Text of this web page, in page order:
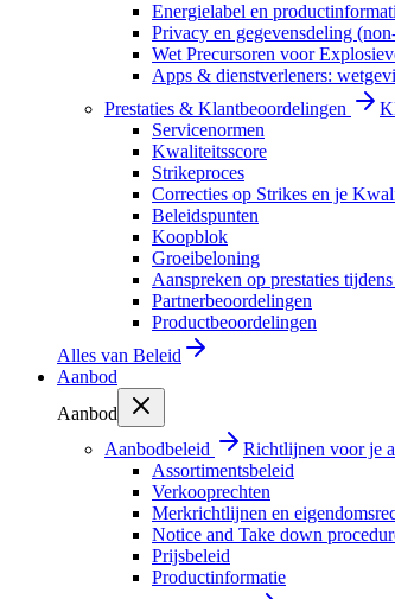
Energielabel en
Privacy en gegevensdeling
Wet Precursoren voor
Apps & dienstverleners:
Prestaties & Klantbeoordelingen
Servicenormen
Kwaliteitsscore
Strikeproces
Correcties op Strikes en je
Beleidspunten
Koopblok
Groeibeloning
Aanspreken op prestaties
Partnerbeoordelingen
Productbeoordelingen
Alles van Beleid
Aanbod
Aanbod
Aanbodbeleid
Richtlijnen voor je
Assortimentsbeleid
Verkooprechten
Merkrichtlijnen en
Notice and Take down
Prijsbeleid
Productinformatie